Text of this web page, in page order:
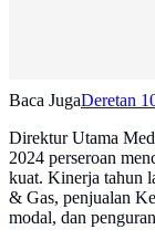
Baca JugaDeretan
Direktur Utama
2024 perseroan
kuat. Kinerja tahun
& Gas, penjualan
modal, dan